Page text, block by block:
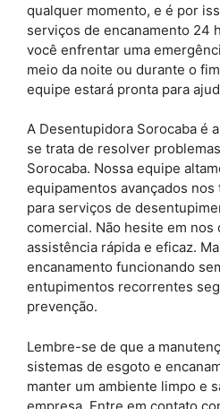
qualquer momento, e é por
serviços de encanamento 24
você enfrentar uma
meio da noite ou durante o
equipe estará pronta para
A Desentupidora Sorocaba é
se trata de resolver
Sorocaba. Nossa equipe
equipamentos avançados
para serviços de
comercial. Não hesite em nos
assistência rápida e eficaz.
encanamento funcionando
entupimentos recorrentes
prevenção.
Lembre-se de que a
sistemas de esgoto e
manter um ambiente limpo e
empresa. Entre em contato